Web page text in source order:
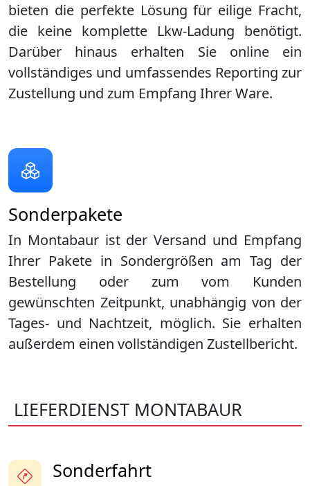
bieten die perfekte Lösung für eilige Fracht,
die keine komplette Lkw-Ladung benötigt.
Darüber hinaus erhalten Sie online ein
vollständiges und umfassendes Reporting zur
Zustellung und zum Empfang Ihrer Ware.
Sonderpakete
In Montabaur ist der Versand und Empfang
Ihrer Pakete in Sondergrößen am Tag der
Bestellung oder zum vom Kunden
gewünschten Zeitpunkt, unabhängig von der
Tages- und Nachtzeit, möglich. Sie erhalten
außerdem einen vollständigen Zustellbericht.
LIEFERDIENST MONTABAUR
Sonderfahrt